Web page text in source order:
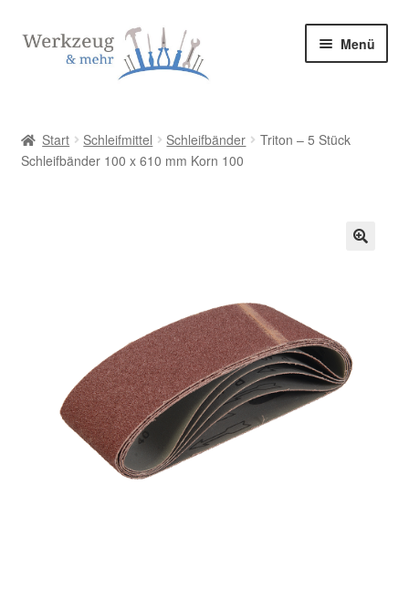
Zur
Navigation
Zum
Menü
Allgemeine Geschäftsbedingungen
Datenschutzerklärung
Homepage
Impressum
Start Schleifmittel Schleifbänder
Triton – 5 Stück
Schleifbänder 100 x 610 mm Korn 100